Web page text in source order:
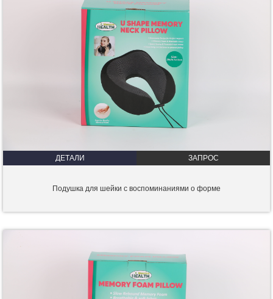
ДЕТАЛИ ЗАПРОС
Подушка для шейки с воспоминаниями о форме